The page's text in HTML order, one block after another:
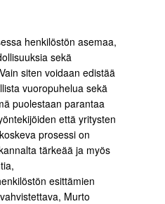
henkilöstön asemaa,
sekä
siten voidaan edistää
vuoropuhelua sekä
puolestaan parantaa
että yritysten
prosessi on
tärkeää ja myös
esittämien
Murto